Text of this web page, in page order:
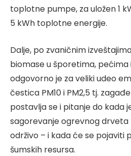
toplotne pumpe, za uložen 1
5 kWh toplotne energije.
Dalje, po zvaničnim
biomase u šporetima,
odgovorno je za veliki udeo
čestica PM10 i PM2,5 tj.
postavlja se i pitanje do kada
sagorevanje ogrevnog drveta
održivo – i kada će se pojaviti
šumskih resursa.